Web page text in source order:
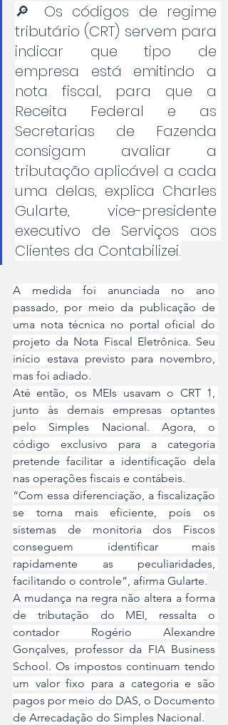
🔎 Os códigos de regime
tributário (CRT) servem para
indicar que tipo de
empresa está emitindo a
nota fiscal, para que a
Receita Federal e as
Secretarias de Fazenda
consigam avaliar a
tributação aplicável a cada
uma delas, explica Charles
Gularte, vice-presidente
executivo de Serviços aos
Clientes da Contabilizei.
A medida foi anunciada no ano
passado, por meio da publicação de
uma nota técnica no portal oficial do
projeto da Nota Fiscal Eletrônica. Seu
início estava previsto para novembro,
mas foi adiado.
Até então, os MEIs usavam o CRT 1,
junto às demais empresas optantes
pelo Simples Nacional. Agora, o
código exclusivo para a categoria
pretende facilitar a identificação dela
nas operações fiscais e contábeis.
“Com essa diferenciação, a fiscalização
se torna mais eficiente, pois os
sistemas de monitoria dos Fiscos
conseguem identificar mais
rapidamente as peculiaridades,
facilitando o controle”, afirma Gularte.
A mudança na regra não altera a forma
de tributação do MEI, ressalta o
contador Rogério Alexandre
Gonçalves, professor da FIA Business
School. Os impostos continuam tendo
um valor fixo para a categoria e são
pagos por meio do DAS, o Documento
de Arrecadação do Simples Nacional.